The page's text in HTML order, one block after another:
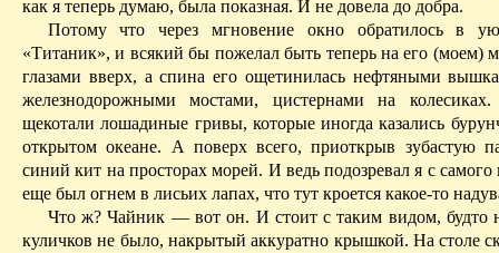
как я теперь думаю, была показная. И не довела до добра.
Потому что через мгновение окно обратилось в
«Титаник», и всякий бы пожелал быть теперь на его (моем)
глазами вверх, а спина его ощетинилась нефтяными
железнодорожными мостами, цистернами на
щекотали лошадиные гривы, которые иногда казались
открытом океане. А поверх всего, приоткрыв зубастую
синий кит на просторах морей. И ведь подозревал я с самого
еще был огнем в лисьих лапах, что тут кроется какое-то
Что ж? Чайник — вот он. И стоит с таким видом, будто
куличков не было, накрытый аккуратно крышкой. На столе